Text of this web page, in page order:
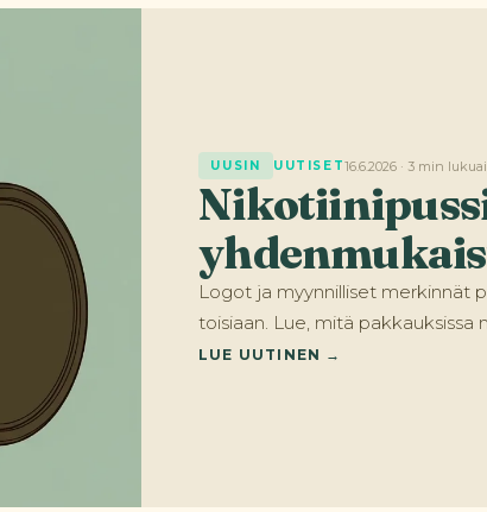
UUSIN UUTISET16.6.2026 · 3 min
Logot ja myynnilliset merkinnät
toisiaan. Lue, mitä pakkauksissa
LUE UUTINEN →